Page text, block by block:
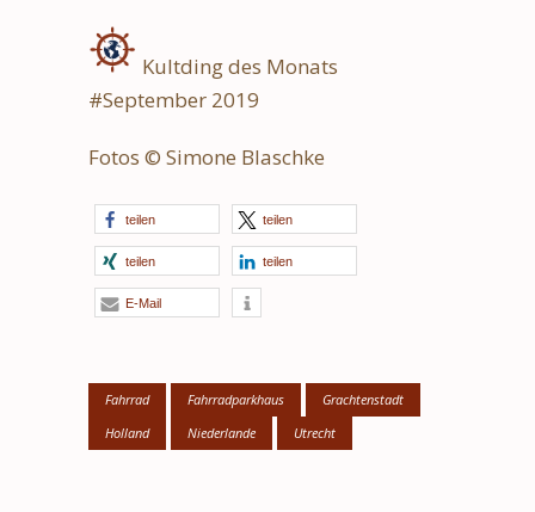
Kultding des Monats
#September 2019
Fotos © Simone Blaschke
teilen teilen
teilen teilen
E-Mail
Fahrrad Fahrradparkhaus
Grachtenstadt
Holland
Niederlande Utrecht